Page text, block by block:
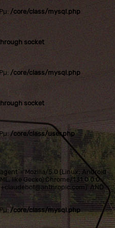
/core/class/mysql.php
socket
/core/class/mysql.php
socket
/core/class/user.php
5.0 (Linux; Android
like Gecko) Chrome/131.0.0.0
AND
/core/class/mysql.php